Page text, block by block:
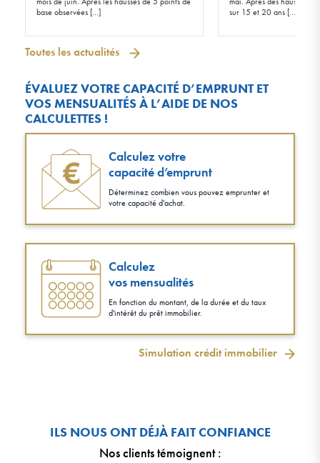
base observées […]
sur 15 et 20 ans […]
Toutes les actualités
ÉVALUEZ VOTRE CAPACITÉ D’EMPRUNT ET
VOS MENSUALITÉS À L’AIDE DE NOS
CALCULETTES !
Calculez votre
capacité d’emprunt
Déterminez combien vous pouvez emprunter et
votre capacité d'achat.
Calculez
vos mensualités
En fonction du montant, de la durée et du taux
d'intérêt du prêt immobilier.
Simulation crédit immobilier
ILS NOUS ONT DÉJÀ FAIT CONFIANCE
Nos clients témoignent: